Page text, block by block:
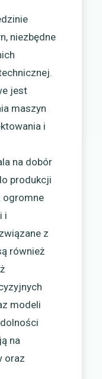
niezbędne
jest
maszyn
i
na dobór
produkcji
ogromne
i
z
również
modeli
na
oraz